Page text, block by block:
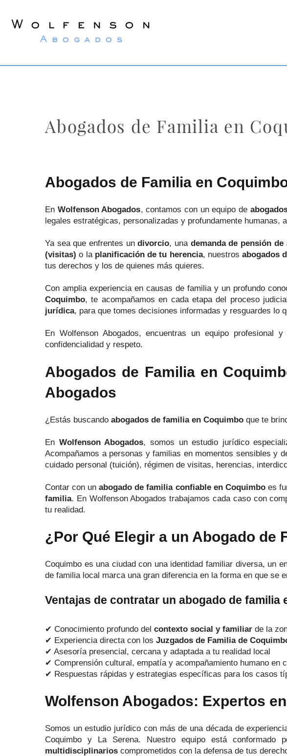
Abogados de Familia en
Abogados de Familia en
En Wolfenson Abogados, contamos con un equipo de
legales estratégicas, personalizadas y profundamente
Ya sea que enfrentes undivorcio, una demanda de pensión de
(visitas) o la planificación de tu herencia, nuestrosabogados
tus derechos y los de quienes más quieres.
Con amplia experiencia en causas de familia y un profundo
Coquimbo, te acompañamos en cada etapa del proceso
jurídica, para que tomes decisiones informadas y resguardes lo
En Wolfenson Abogados, encuentras un equipo profesional
confidencialidad y respeto.
Abogados de Familia en
Abogados
¿Estás buscando abogados de familia en Coquimbo que te
En Wolfenson Abogados, somos un estudio jurídico
Acompañamos a personas y familias en momentos sensibles y
cuidado personal (tuición), régimen de visitas, herencias,
Contar con unabogado de familia confiable en Coquimboes
familia. En Wolfenson Abogados trabajamos cada caso con
tu realidad.
¿Por Qué Elegir a un Abogado de
Coquimbo es una ciudad con una identidad familiar diversa, un
de familia local marca una gran diferencia en la forma en que se
Ventajas de contratar un abogado de familia
✔ Conocimiento profundo del contexto social y familiar de la
✔ Experiencia directa con los Juzgados de Familia de
✔ Asesoría presencial, cercana y adaptada a tu realidad local
✔ Comprensión cultural, empatía y acompañamiento humano en
✔ Respuestas rápidas y estrategias específicas para los casos
Wolfenson Abogados: Expertos
Somos un estudio jurídico con más de una década de
Coquimbo y La Serena. Nuestro equipo está conformado
multidisciplinarios comprometidos con la defensa de tus
Wolfenson